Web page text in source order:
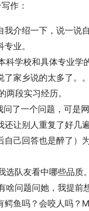
作：
我介绍一下，说一说
业。
科学校和具体专业学
家乡说的太多了。。
两段实习经历。
问了一个问题，可是
还让别人重复了好几
自己回答也是醉了）
选队友看中哪些品质。
啥问题问她，我提前
鳄鱼吗？会咬人吗？